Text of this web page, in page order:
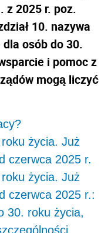
z 2025 r. poz.
10. nazywa
osób do 30.
i pomoc z
mogą liczyć
życia. Już
czerwca 2025 r.
życia. Już
czerwca 2025 r.:
30. roku życia,